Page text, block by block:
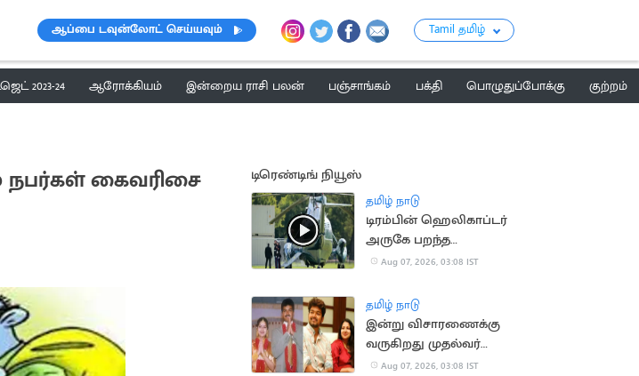
ஆப்பை டவுன்லோட் செய்யவும் Tamil தமிழ்
2023-24 ஆரோக்கியம் இன்றைய ராசி பலன் பஞ்சாங்கம் பக்தி பொழுதுப்போக்கு
குற்றம்
நபர்கள் கைவரிசை டிரெண்டிங் நியூஸ்
தமிழ் நாடு
டிரம்பின் ஹெலிகாப்டர்
அருகே பறந்த
பயணிகள் விமானம்
Aug 07, 2026, 03:08 IST
தமிழ் நாடு
இன்று விசாரணைக்கு
வருகிறது முதல்வர்
விஜய் விவாகரத்து
Aug 07, 2026, 03:08 IST